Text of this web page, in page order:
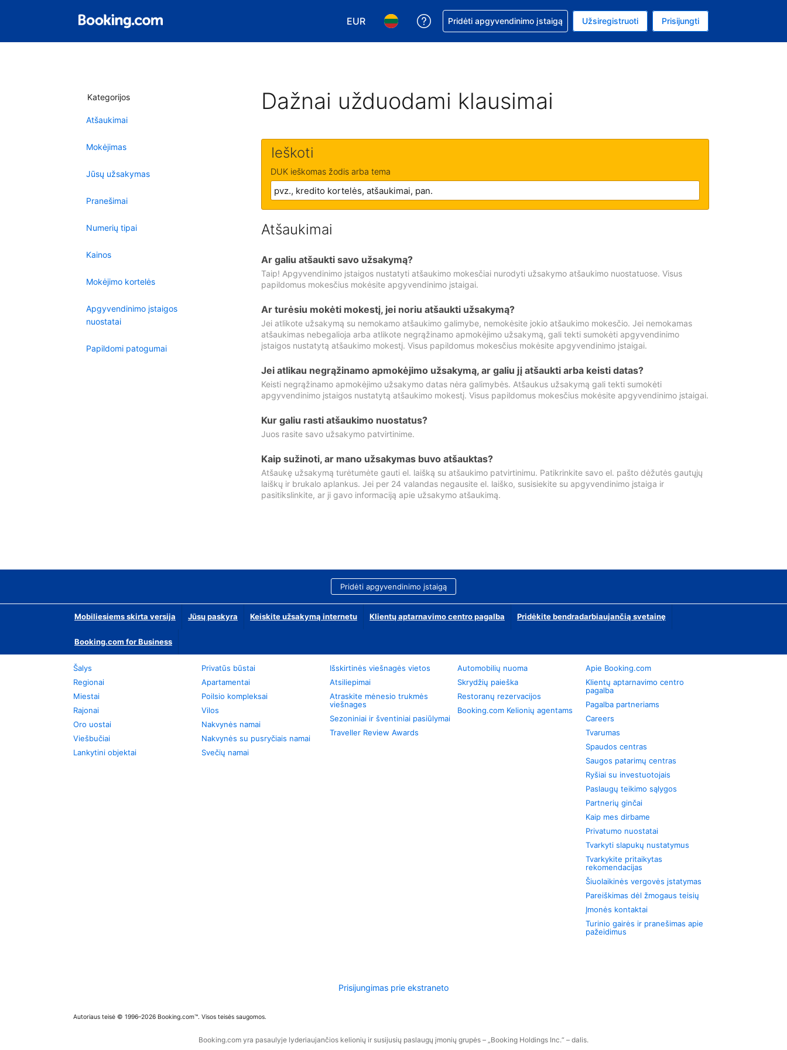
EUR
Pasirinkite valiutą. Jūsų pasirinkta valiuta: Euras
Pasirinkite kalbą. Jūsų pasirinkta kalba: Lietuvių
Pagalba dėl užsakymo
Pridėti apgyvendinimo įstaigą Užsiregistruoti Prisijungti
Kategorijos
Atšaukimai
Mokėjimas
Jūsų užsakymas
Pranešimai
Numerių tipai
Kainos
Mokėjimo kortelės
Apgyvendinimo įstaigos
nuostatai
Papildomi patogumai
Dažnai užduodami klausimai
Ieškoti
DUK ieškomas žodis arba tema
Atšaukimai
Ar galiu atšaukti savo užsakymą?
Taip! Apgyvendinimo įstaigos nustatyti atšaukimo mokesčiai nurodyti užsakymo atšaukimo nuostatuose. Visus
papildomus mokesčius mokėsite apgyvendinimo įstaigai.
Ar turėsiu mokėti mokestį, jei noriu atšaukti užsakymą?
Jei atlikote užsakymą su nemokamo atšaukimo galimybe, nemokėsite jokio atšaukimo mokesčio. Jei nemokamas
atšaukimas nebegalioja arba atlikote negrąžinamo apmokėjimo užsakymą, gali tekti sumokėti apgyvendinimo
įstaigos nustatytą atšaukimo mokestį. Visus papildomus mokesčius mokėsite apgyvendinimo įstaigai.
Jei atlikau negrąžinamo apmokėjimo užsakymą, ar galiu jį atšaukti arba keisti datas?
Keisti negrąžinamo apmokėjimo užsakymo datas nėra galimybės. Atšaukus užsakymą gali tekti sumokėti
apgyvendinimo įstaigos nustatytą atšaukimo mokestį. Visus papildomus mokesčius mokėsite apgyvendinimo įstaigai.
Kur galiu rasti atšaukimo nuostatus?
Juos rasite savo užsakymo patvirtinime.
Kaip sužinoti, ar mano užsakymas buvo atšauktas?
Atšaukę užsakymą turėtumėte gauti el. laišką su atšaukimo patvirtinimu. Patikrinkite savo el. pašto dėžutės gautųjų
laiškų ir brukalo aplankus. Jei per 24 valandas negausite el. laiško, susisiekite su apgyvendinimo įstaiga ir
pasitikslinkite, ar ji gavo informaciją apie užsakymo atšaukimą.
Pridėti apgyvendinimo įstaigą
Mobiliesiems skirta versija Jūsų paskyra Keiskite užsakymą internetu Klientų aptarnavimo centro pagalba Pridėkite bendradarbiaujančią svetainę
Booking.com for Business
Šalys
Regionai
Miestai
Rajonai
Oro uostai
Viešbučiai
Lankytini objektai
Privatūs būstai
Apartamentai
Poilsio kompleksai
Vilos
Nakvynės namai
Nakvynės su pusryčiais namai
Svečių namai
Išskirtinės viešnagės vietos
Atsiliepimai
Atraskite mėnesio trukmės
viešnages
Sezoniniai ir šventiniai pasiūlymai
Traveller Review Awards
Automobilių nuoma
Skrydžių paieška
Restoranų rezervacijos
Booking.com Kelionių agentams
Apie Booking.com
Klientų aptarnavimo centro
pagalba
Pagalba partneriams
Careers
Tvarumas
Spaudos centras
Saugos patarimų centras
Ryšiai su investuotojais
Paslaugų teikimo sąlygos
Partnerių ginčai
Kaip mes dirbame
Privatumo nuostatai
Tvarkyti slapukų nustatymus
Tvarkykite pritaikytas
rekomendacijas
Šiuolaikinės vergovės įstatymas
Pareiškimas dėl žmogaus teisių
Įmonės kontaktai
Turinio gairės ir pranešimas apie
pažeidimus
Prisijungimas prie ekstraneto
Autoriaus teisė © 1996–2026 Booking.com™. Visos teisės saugomos.
Booking.com yra pasaulyje lyderiaujančios kelionių ir susijusių paslaugų įmonių grupės – „Booking Holdings Inc.“ – dalis.